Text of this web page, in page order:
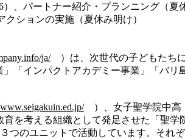
、パートナー紹介・プランニング（夏
クションの実施（夏休み明け）
ja/）は、次世代の子どもたちに
「インパクトアカデミー事業」「バリ
）、女子聖学院中
を考える組織として発足させた「聖学
つのユニットで活動しています。そ